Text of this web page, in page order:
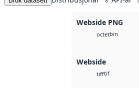
Webside PNG
octetbin
Webside
tifftif